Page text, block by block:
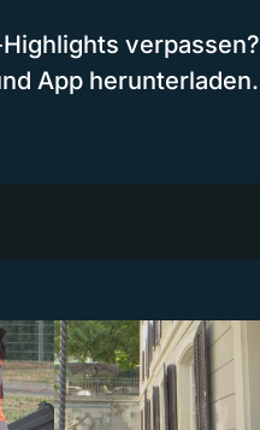
verpassen?
App herunterladen.